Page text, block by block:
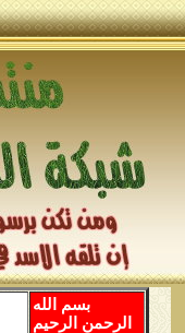
بسم الله
الرحمن الرحيم